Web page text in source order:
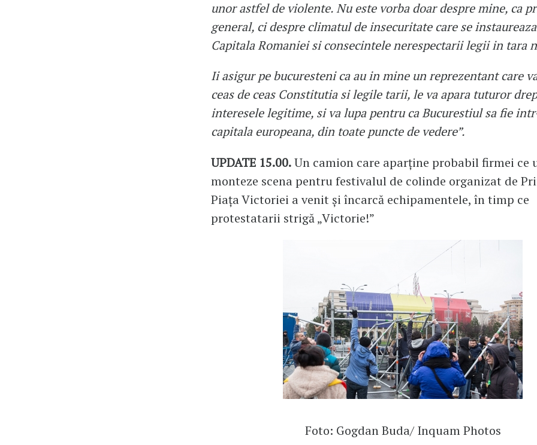
unor astfel de violente. Nu este vorba doar despre mine, ca
general, ci despre climatul de insecuritate care se
Capitala Romaniei si consecintele nerespectarii legii in tara
Ii asigur pe bucuresteni ca au in mine un reprezentant care
ceas de ceas Constitutia si legile tarii, le va apara tuturor
interesele legitime, si va lupa pentru ca Bucurestiul sa fie
capitala europeana, din toate puncte de vedere”.
UPDATE 15.00.Un camion care aparține probabil firmei ce
monteze scena pentru festivalul de colinde organizat de
Piața Victoriei a venit și încarcă echipamentele, în timp ce
protestatarii strigă „Victorie!”
Foto: Gogdan Buda/ Inquam Photos